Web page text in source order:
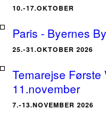
10.-17.OKTOBER
Paris - Byernes By
25.-31.OKTOBER 2026
Temarejse
11.november
7.-13.NOVEMBER 2026